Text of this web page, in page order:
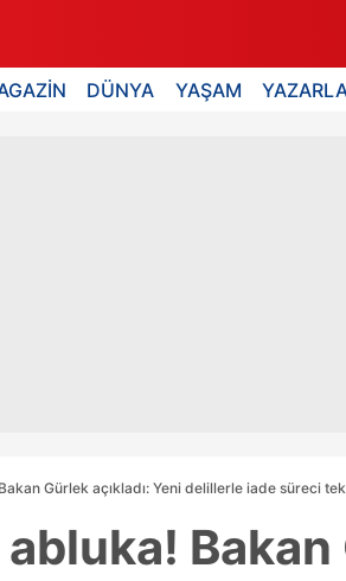
DÜNYA YAŞAM
Gürlek açıkladı: Yeni delillerle iade süreci
Bakan